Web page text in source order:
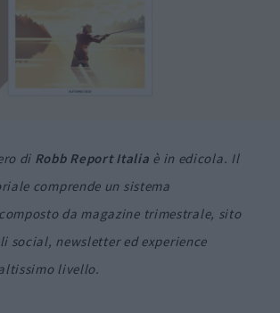
di Robb Report Italia è in edicola. Il
comprende un sistema
da magazine trimestrale, sito
social, newsletter ed experience
livello.